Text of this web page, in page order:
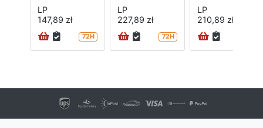
LP
147,89 zł
72H
LP
227,89 zł
72H
LP
210,89 zł